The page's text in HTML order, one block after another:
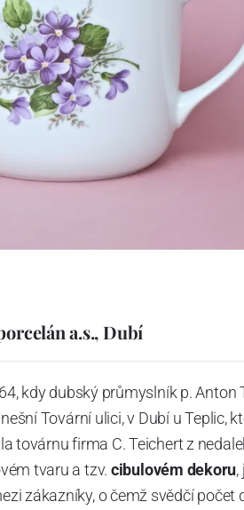
a.s., Dubí
kdy dubský průmyslník p.
Tovární ulici, v Dubí u Teplic,
továrnu firma C. Teichert z
tvaru a tzv. cibulovém dekoru
zákazníky, o čemž svědčí